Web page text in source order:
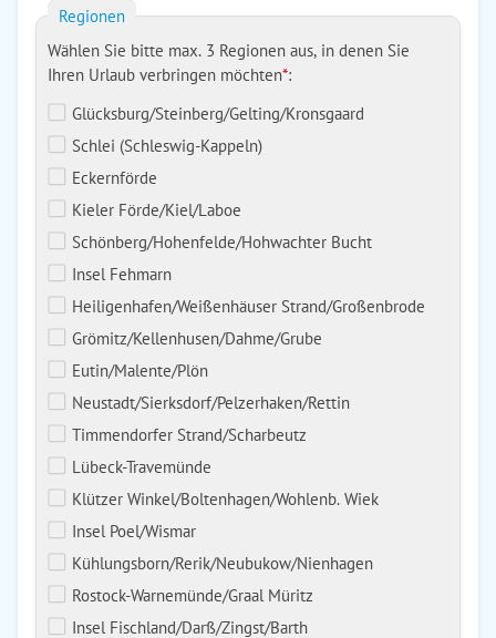
Regionen
Wählen Sie bitte max. 3 Regionen aus, in denen Sie
Ihren Urlaub verbringen möchten*:
Glücksburg/Steinberg/Gelting/Kronsgaard
Schlei (Schleswig-Kappeln)
Eckernförde
Kieler Förde/Kiel/Laboe
Schönberg/Hohenfelde/Hohwachter Bucht
Insel Fehmarn
Heiligenhafen/Weißenhäuser Strand/Großenbrode
Grömitz/Kellenhusen/Dahme/Grube
Eutin/Malente/Plön
Neustadt/Sierksdorf/Pelzerhaken/Rettin
Timmendorfer Strand/Scharbeutz
Lübeck-Travemünde
Klützer Winkel/Boltenhagen/Wohlenb. Wiek
Insel Poel/Wismar
Kühlungsborn/Rerik/Neubukow/Nienhagen
Rostock-Warnemünde/Graal Müritz
Insel Fischland/Darß/Zingst/Barth